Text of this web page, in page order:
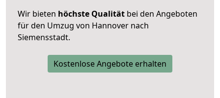
Wir bieten höchste Qualität bei den Angeboten
für den Umzug von Hannover nach
Siemensstadt.
Kostenlose Angebote erhalten